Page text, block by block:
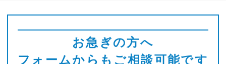
お急ぎの方へ
フォームからもご相談可能です